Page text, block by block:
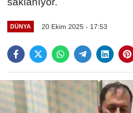
DÜNYA 20 Ekim 2025 - 17:53